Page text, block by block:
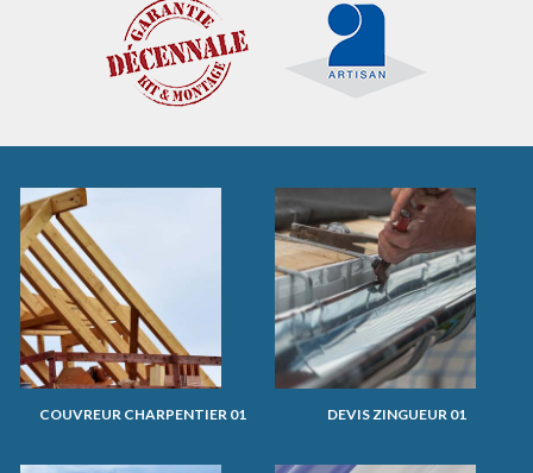
COUVREUR CHARPENTIER 01 DEVIS ZINGUEUR 01